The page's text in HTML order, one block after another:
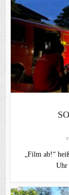
„Film ab!“
Uhr